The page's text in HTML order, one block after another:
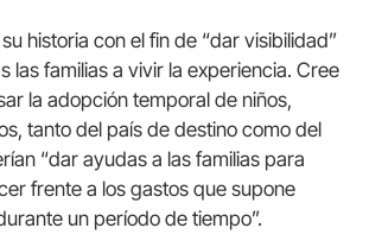
historia con el fin de “dar visibilidad”
las familias a vivir la experiencia. Cree
la adopción temporal de niños,
tanto del país de destino como del
“dar ayudas a las familias para
frente a los gastos que supone
un período de tiempo”.